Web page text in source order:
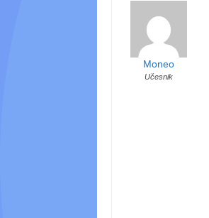
Moneo
Učesnik